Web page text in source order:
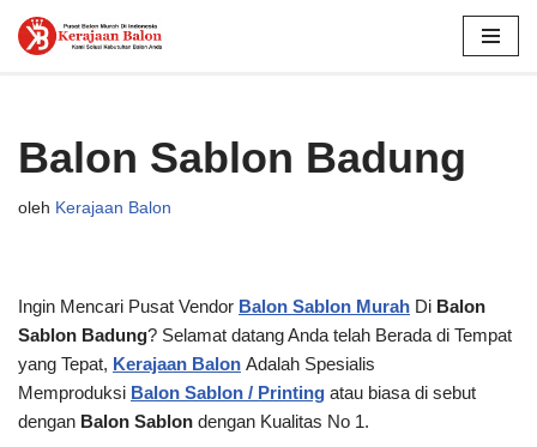
Balon Sablon Badung
oleh Kerajaan Balon
Ingin Mencari Pusat Vendor Balon Sablon Murah Di Balon
Sablon Badung? Selamat datang Anda telah Berada di Tempat
yang Tepat, Kerajaan Balon Adalah Spesialis
Memproduksi Balon Sablon / Printing atau biasa di sebut
dengan Balon Sablon dengan Kualitas No 1.